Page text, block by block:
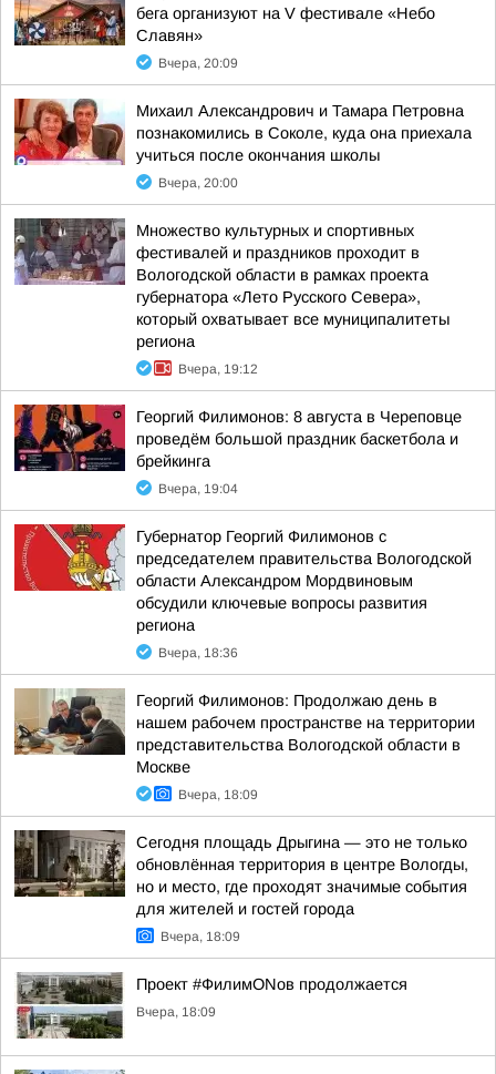
бега организуют на V фестивале «Небо
Славян»
Вчера, 20:09
Михаил Александрович и Тамара Петровна
познакомились в Соколе, куда она приехала
учиться после окончания школы
Вчера, 20:00
Множество культурных и спортивных
фестивалей и праздников проходит в
Вологодской области в рамках проекта
губернатора «Лето Русского Севера»,
который охватывает все муниципалитеты
региона
Вчера, 19:12
Георгий Филимонов: 8 августа в Череповце
проведём большой праздник баскетбола и
брейкинга
Вчера, 19:04
Губернатор Георгий Филимонов с
председателем правительства Вологодской
области Александром Мордвиновым
обсудили ключевые вопросы развития
региона
Вчера, 18:36
Георгий Филимонов: Продолжаю день в
нашем рабочем пространстве на территории
представительства Вологодской области в
Москве
Вчера, 18:09
Сегодня площадь Дрыгина — это не только
обновлённая территория в центре Вологды,
но и место, где проходят значимые события
для жителей и гостей города
Вчера, 18:09
Проект #ФилимONов продолжается
Вчера, 18:09